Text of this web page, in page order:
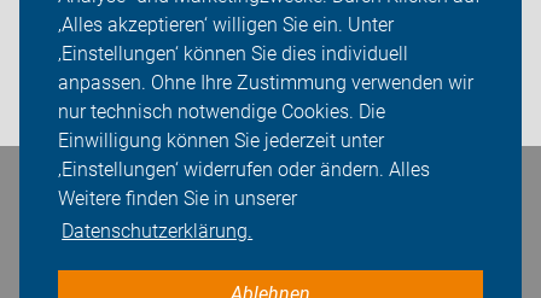
‚Alles akzeptieren‘ willigen Sie ein. Unter
‚Einstellungen‘ können Sie dies individuell
anpassen. Ohne Ihre Zustimmung verwenden wir
nur technisch notwendige Cookies. Die
Einwilligung können Sie jederzeit unter
‚Einstellungen‘ widerrufen oder ändern. Alles
Weitere finden Sie in unserer
Datenschutzerklärung.
Presse
Login
Bleiben Sie in Kontakt